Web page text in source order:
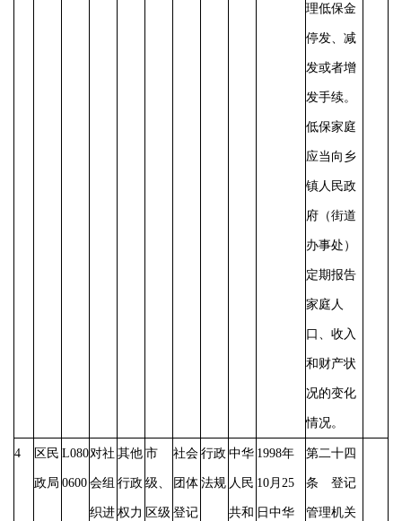
理低保金
停发、减
发或者增
发手续。
低保家庭
应当向乡
镇人民政
府（街道
办事处）
定期报告
家庭人
口、收入
和财产状
况的变化
情况。
4 区民
政局
L080
0600
对社
会组
织进
其他
行政
权力
市
级、
区级
社会
团体
登记
行政
法规
中华
人民
共和
1998年
10月25
日中华
第二十四
条 登记
管理机关